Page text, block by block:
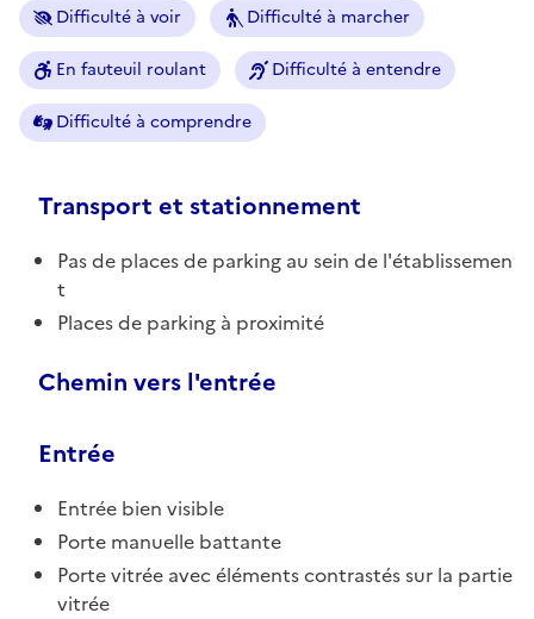
Difficulté à voir Difficulté à marcher
En fauteuil roulant Difficulté à entendre
Difficulté à comprendre
Transport et stationnement
Pas de places de parking au sein de l'établissemen
t
Places de parking à proximité
Chemin vers l'entrée
Entrée
Entrée bien visible
Porte manuelle battante
Porte vitrée avec éléments contrastés sur la partie
vitrée